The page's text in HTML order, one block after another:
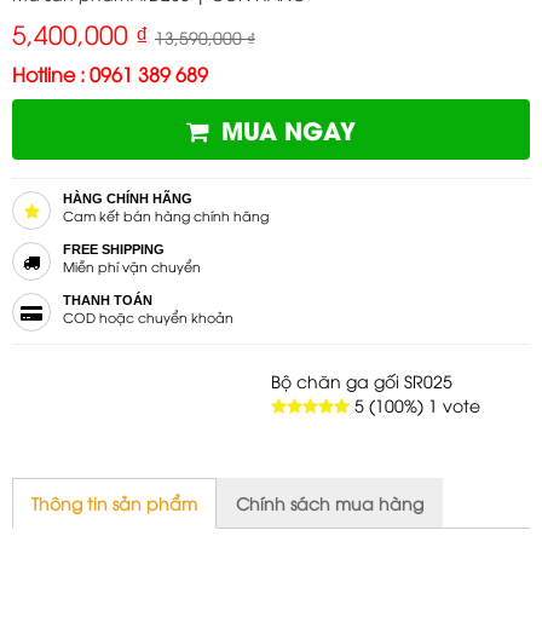
5,400,000 ₫ 13,590,000 ₫
Hotline : 0961 389 689
MUA NGAY
HÀNG CHÍNH HÃNG
Cam kết bán hàng chính hãng
FREE SHIPPING
Miễn phí vận chuyển
THANH TOÁN
COD hoặc chuyển khoản
Bộ chăn ga gối SR025
5 (100%) 1 vote
Thông tin sản phẩm Chính sách mua hàng